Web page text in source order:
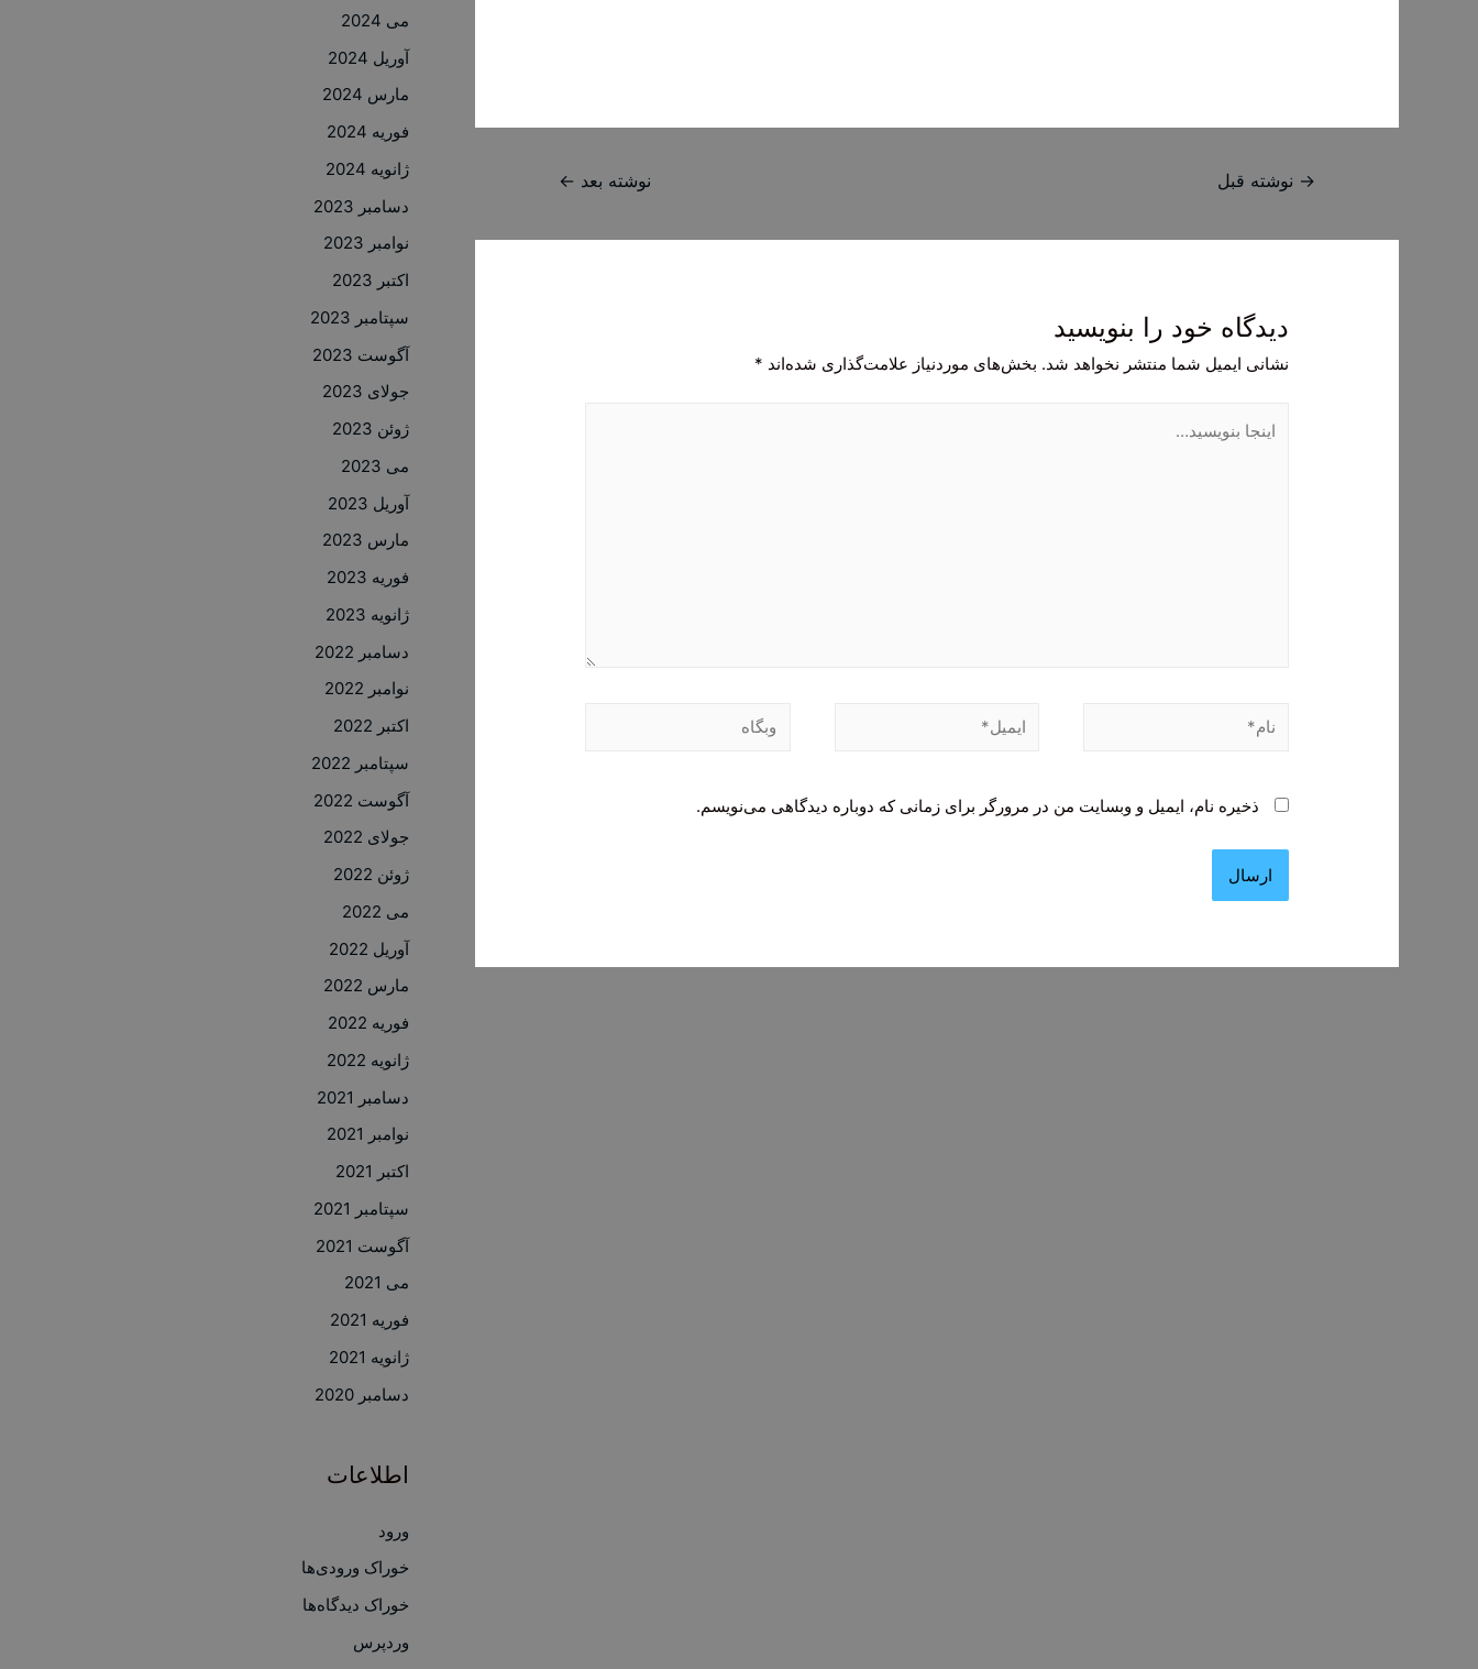
راهبری
→ نوشته قبل نوشته بعد ←
دیدگاه‌ خود را بنویسید
نشانی ایمیل شما منتشر نخواهد شد. بخش‌های موردنیاز علامت‌گذاری شده‌اند *
بنویسید…
نام* ایمیل* وبگاه
ذخیره نام، ایمیل و وبسایت من در مرورگر برای زمانی که دوباره دیدگاهی می‌نویسم.
می 2024
آوریل 2024
مارس 2024
فوریه 2024
ژانویه 2024
دسامبر 2023
نوامبر 2023
اکتبر 2023
سپتامبر 2023
آگوست 2023
جولای 2023
ژوئن 2023
می 2023
آوریل 2023
مارس 2023
فوریه 2023
ژانویه 2023
دسامبر 2022
نوامبر 2022
اکتبر 2022
سپتامبر 2022
آگوست 2022
جولای 2022
ژوئن 2022
می 2022
آوریل 2022
مارس 2022
فوریه 2022
ژانویه 2022
دسامبر 2021
نوامبر 2021
اکتبر 2021
سپتامبر 2021
آگوست 2021
می 2021
فوریه 2021
ژانویه 2021
دسامبر 2020
اطلاعات
ورود
خوراک ورودی‌ها
خوراک دیدگاه‌ها
وردپرس